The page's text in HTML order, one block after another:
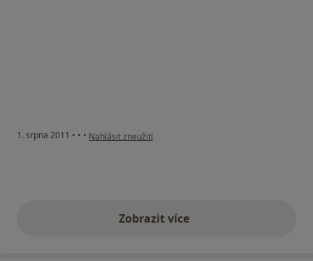
1. srpna 2011 • • • podle názoru uživatele Pacient
Nahlásit zneužití
Zobrazit vícevýše uvedené názory